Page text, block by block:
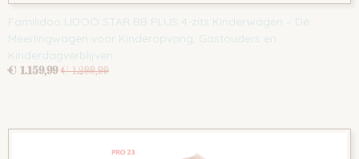
Familidoo LIDOO STAR BB PLUS 4-zits Kinderwagen – Dé
Meerlingwagen voor Kinderopvang, Gastouders en
Kinderdagverblijven
€ 1.159,99 € 1.299,99